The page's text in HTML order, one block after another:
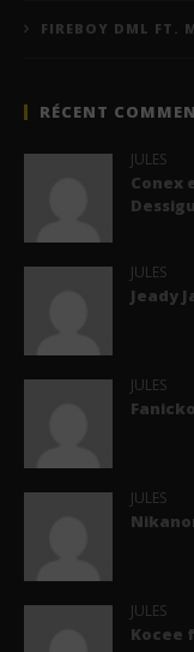
FIREBOY DML FT.
RÉCENT
JULES
Conex
JULES
Jeady
JULES
JULES
JULES
Kocee